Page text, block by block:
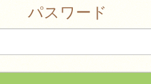
パスワード